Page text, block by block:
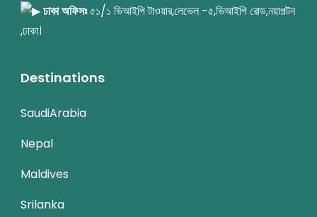
ঢাকা অফিসঃ৫১/১ ভিআইপি টাওয়ার,লেভেল -৫,ভিআইপি রোড,নয়াপল্টন
,ঢাকা।
Destinations
SaudiArabia
Nepal
Maldives
Srilanka